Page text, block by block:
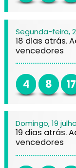
Segunda-feira,
18 dias atrás.
vencedores
4 8 17
Domingo, 19
19 dias atrás.
vencedores